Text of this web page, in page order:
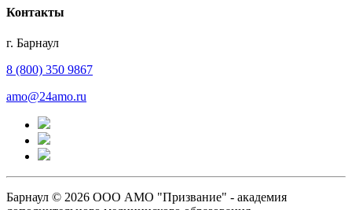
Контакты
г. Барнаул
8 (800) 350 9867
amo@24amo.ru
Барнаул © 2026 ООО АМО "Призвание" - академия